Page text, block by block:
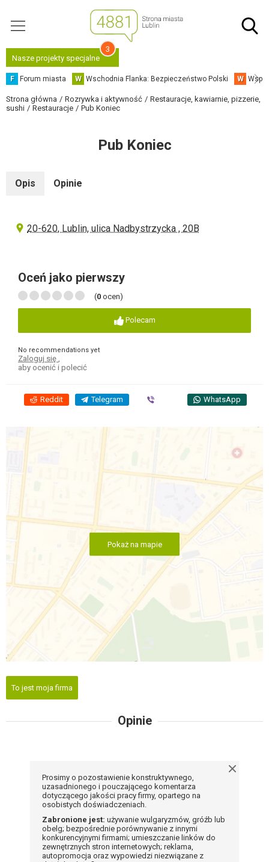
Nasze projekty specjalne
3
F Forum miasta W Wschodnia Flanka: Bezpieczeństwo Polski W
Strona główna Rozrywka i aktywność
Restauracje, kawiarnie, pizzerie,
sushi
Restauracje Pub Koniec
Pub Koniec
Opis Opinie
20-620, Lublin, ulica Nadbystrzycka , 20B
Oceń jako pierwszy
(0 ocen)
Polecam
No recommendations yet
Zaloguj się
aby ocenić i polecić
Reddit Telegram WhatsApp
Pokaż na mapie
To jest moja firma
Opinie
Prosimy o pozostawienie konstruktywnego,
uzasadnionego i pouczającego komentarza
dotyczącego jakości pracy firmy, opartego na
osobistych doświadczeniach.
Zabronione jest: używanie wulgaryzmów, gróźb lub
obelg; bezpośrednie porównywanie z innymi
konkurencyjnymi firmami; umieszczanie linków do
zewnętrznych stron internetowych; reklama,
autopromocja oraz wypowiedzi niezwiązane z